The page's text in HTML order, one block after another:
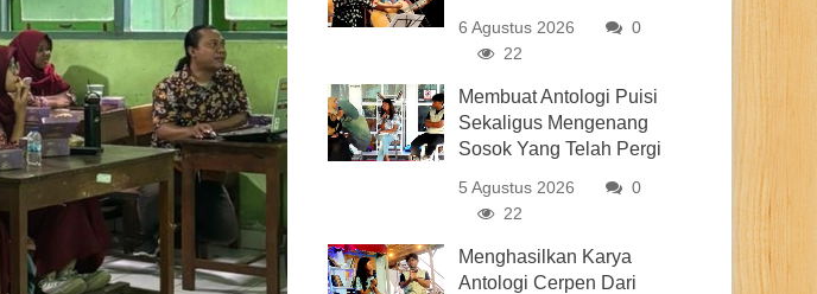
6 Agustus 2026
0
22
Membuat Antologi Puisi
Sekaligus Mengenang
Sosok Yang Telah Pergi
5 Agustus 2026
0
22
Menghasilkan Karya
Antologi Cerpen Dari